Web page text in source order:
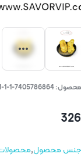
محصول:7405786864-1-1-1-1-1
جنس محصول,